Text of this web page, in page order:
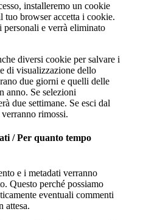
installeremo un cookie
tuo browser accetta i cookie.
personali e verrà eliminato
diversi cookie per salvare i
di visualizzazione dello
due giorni e quelli delle
anno. Se selezioni
due settimane. Se esci dal
rimossi.
/ Per quanto tempo
e i metadati verranno
Questo perché possiamo
eventuali commenti
attesa.